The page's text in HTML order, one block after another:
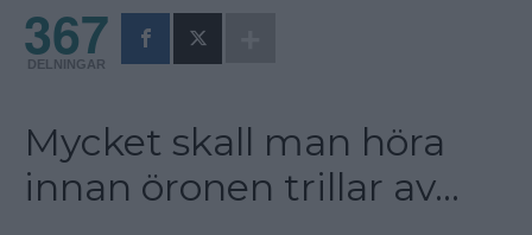
367
DELNINGAR
Mycket skall man höra
innan öronen trillar av…